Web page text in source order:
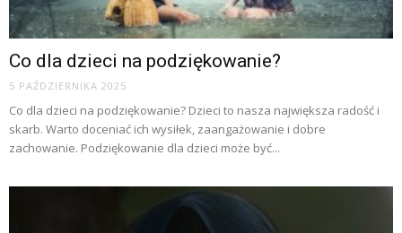
Co dla dzieci na podziękowanie?
5 PAŹDZIERNIKA 2025
Co dla dzieci na podziękowanie? Dzieci to nasza największa radość i
skarb. Warto doceniać ich wysiłek, zaangażowanie i dobre
zachowanie. Podziękowanie dla dzieci może być...